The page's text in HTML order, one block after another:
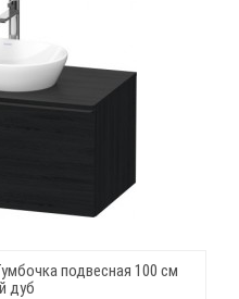
подвесная 100 см
дуб